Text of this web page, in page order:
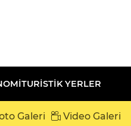
TURISTIK YERLER
Galeri Video Galeri